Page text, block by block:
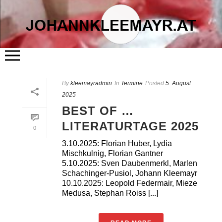
ÜBER MICH
FLÖSSERHAUS
TERMINE
BLOG
KONTAKT
0
By kleemayradmin In Termine Posted 5. August
2025
BEST OF …
LITERATURTAGE 2025
3.10.2025: Florian Huber, Lydia
Mischkulnig, Florian Gantner
5.10.2025: Sven Daubenmerkl, Marlen
Schachinger-Pusiol, Johann Kleemayr
10.10.2025: Leopold Federmair, Mieze
Medusa, Stephan Roiss [...]